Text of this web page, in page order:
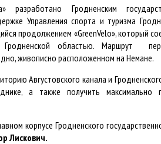
разработано Гродненским
Управления спорта и туризма
продолжением «GreenVelo», который
областью. Маршрут
живописно расположенном на Немане.
Августовского канала и
а также получить
корпусе Гродненского
Лискович.